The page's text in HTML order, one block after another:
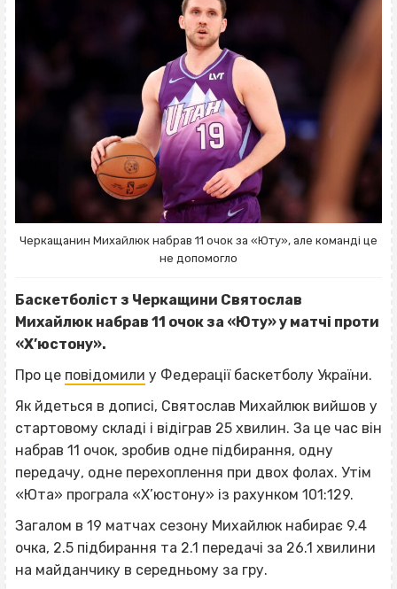
Черкащанин Михайлюк набрав 11 очок за «Юту», але команді це
не допомогло
Баскетболіст з Черкащини Святослав
Михайлюк набрав 11 очок за «Юту» у матчі проти
«Х’юстону».
Про це повідомили у Федерації баскетболу України.
Як йдеться в дописі, Святослав Михайлюк вийшов у
стартовому складі і відіграв 25 хвилин. За це час він
набрав 11 очок, зробив одне підбирання, одну
передачу, одне перехоплення при двох фолах. Утім
«Юта» програла «Х’юстону» із рахунком 101:129.
Загалом в 19 матчах сезону Михайлюк набирає 9.4
очка, 2.5 підбирання та 2.1 передачі за 26.1 хвилини
на майданчику в середньому за гру.